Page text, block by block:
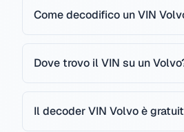
Come decodifico un VIN
Dove trovo il VIN su un
Il decoder VIN Volvo è